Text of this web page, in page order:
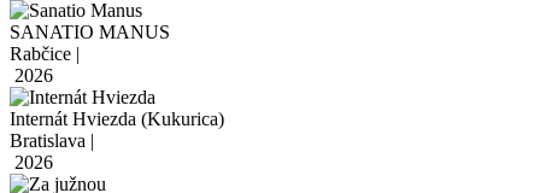
SANATIO MANUS
Rabčice |
2026
Internát Hviezda (Kukurica)
Bratislava |
2026